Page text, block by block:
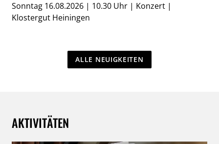
Sonntag 16.08.2026 | 10.30 Uhr | Konzert |
Klostergut Heiningen
ALLE NEUIGKEITEN
AKTIVITÄTEN